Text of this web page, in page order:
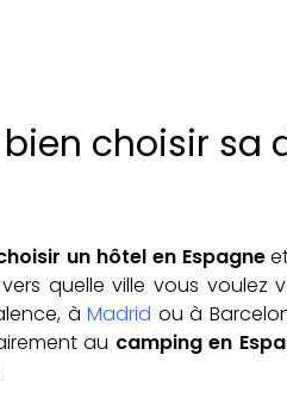
choisir sa
un hôtel en Espagne
quelle ville vous voulez
àMadrid ou à
au camping en